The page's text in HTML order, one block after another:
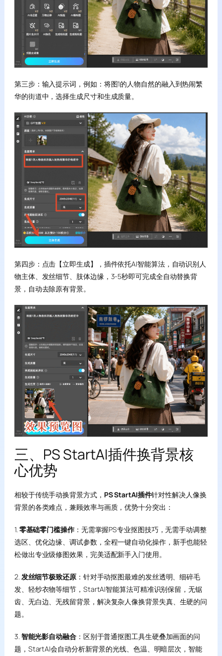
第三步：输入提示词，例如：将图1的人物自然的融入到热闹繁
华的街道中，选择生成尺寸和生成质量。
第四步：点击【立即生成】，插件依托AI智能算法，自动识别人
物主体、发丝细节、肢体边缘，3-5秒即可完成全自动替换背
景，自动去除原有背景。
三、PS StartAI插件换背景核
心优势
相较于传统手动换背景方式， PS StartAI插件针对性解决人像换
背景的各类难点，兼顾效率与画质，优势十分突出：
1.零基础零门槛操作：无需掌握PS专业抠图技巧，无需手动调整
选区、优化边缘、调试参数，全程一键自动化操作，新手也能轻
松做出专业级修图效果，完美适配新手入门使用。
2.发丝细节极致还原：针对手动抠图最难的发丝透明、细碎毛
发、轻纱衣物等细节，StartAI智能算法可精准识别保留，无锯
齿、无白边、无残留背景，解决复杂人像换背景失真、生硬的问
题。
3.智能光影自动融合：区别于普通抠图工具生硬叠加画面的问
题，StartAI会自动分析新背景的光线、色温、明暗层次，智能